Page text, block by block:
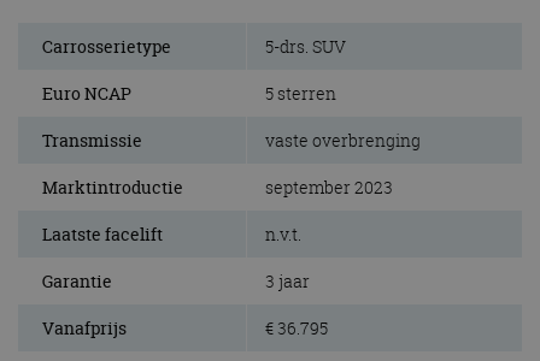
Carrosserietype 5-drs. SUV
Euro NCAP 5 sterren
Transmissie vaste overbrenging
Marktintroductie september 2023
Laatste facelift n.v.t.
Garantie 3 jaar
Vanafprijs € 36.795